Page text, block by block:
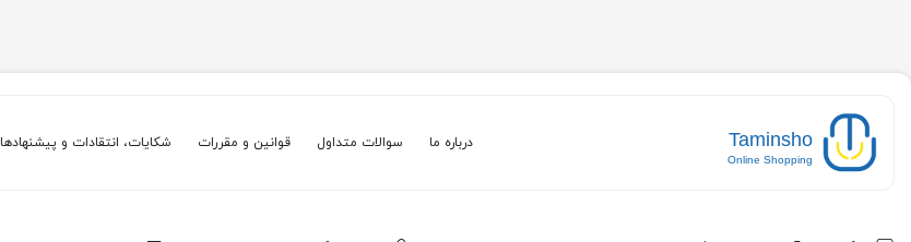
Taminsho
Online Shopping
درباره ما سوالات متداول قوانین و مقررات شکایات، انتقادات و پیشنهادها